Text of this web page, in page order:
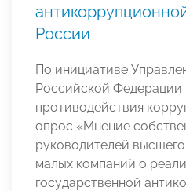
России
По инициативе
Российской Федерации
противодействия
опрос «Мнение
руководителей
малых компаний о
государственной